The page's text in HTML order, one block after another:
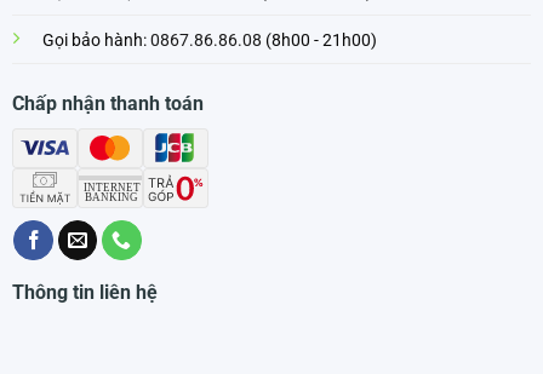
Gọi bảo hành:0867.86.86.08 (8h00 - 21h00)
Chấp nhận thanh toán
Thông tin liên hệ